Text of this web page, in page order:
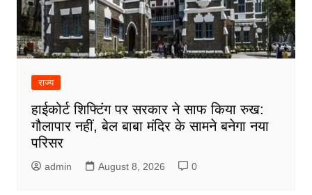
राज्य
हाईकोर्ट शिफ्टिंग पर सरकार ने साफ किया रुख:
गौलापार नहीं, बेल बाबा मंदिर के सामने बनेगा नया
परिसर
admin August 8, 2026 0